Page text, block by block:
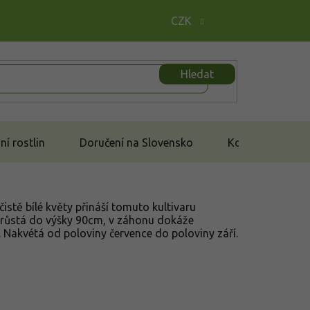
CZK
Hledat
rostlin Doručení na Slovensko Kontakt
bílé květy přináší tomuto kultivaru
do výšky 90cm, v záhonu dokáže
od poloviny července do poloviny září.